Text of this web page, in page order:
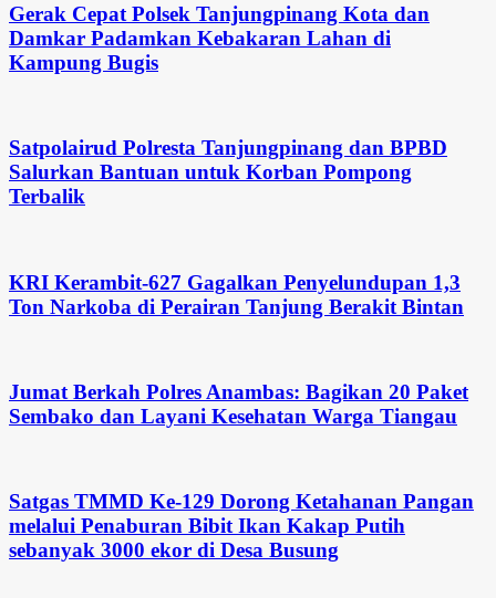
Gerak Cepat Polsek Tanjungpinang Kota dan
Damkar Padamkan Kebakaran Lahan di
Kampung Bugis
Satpolairud Polresta Tanjungpinang dan BPBD
Salurkan Bantuan untuk Korban Pompong
Terbalik
KRI Kerambit-627 Gagalkan Penyelundupan 1,3
Ton Narkoba di Perairan Tanjung Berakit Bintan
Jumat Berkah Polres Anambas: Bagikan 20 Paket
Sembako dan Layani Kesehatan Warga Tiangau
Satgas TMMD Ke-129 Dorong Ketahanan Pangan
melalui Penaburan Bibit Ikan Kakap Putih
sebanyak 3000 ekor di Desa Busung